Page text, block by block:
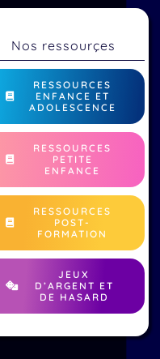
Nos ressourçes
RESSOURCES
ENFANCE ET
ADOLESCENCE
RESSOURCES
PETITE
ENFANCE
RESSOURCES
POST-
FORMATION
JEUX
D’ARGENT ET
DE HASARD